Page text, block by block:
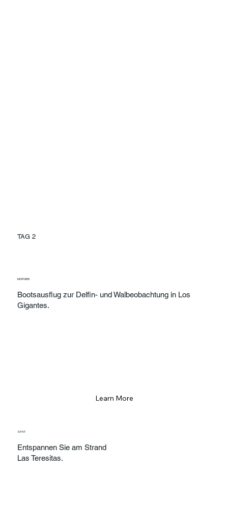
TAG 2
MORGEN
Bootsausflug zur Delfin- und Walbeobachtung in Los
Gigantes.
Learn More
SPAT
Entspannen Sie am Strand
Las Teresitas.